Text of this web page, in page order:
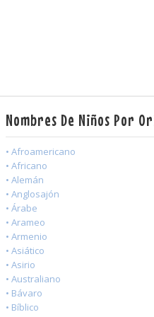
Nombres De Niños Por
• Afroamericano
• Africano
• Alemán
• Anglosajón
• Árabe
• Arameo
• Armenio
• Asiático
• Asirio
• Australiano
• Bávaro
• Bíblico